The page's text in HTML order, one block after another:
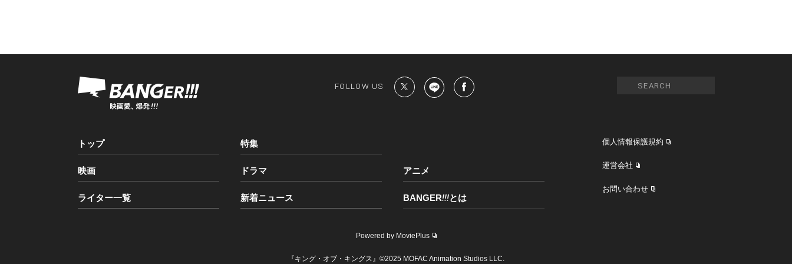
FOLLOW US
トップ 特集
映画 ドラマ アニメ
ライター一覧 新着ニュース BANGER!!!とは
個人情報保護規約
運営会社
お問い合わせ
Powered by MoviePlus
『キング・オブ・キングス』©2025 MOFAC Animation Studios LLC.